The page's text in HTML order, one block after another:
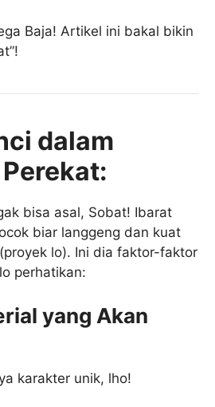
Baja! Artikel ini bakal bikin
dalam
bisa asal, Sobat! Ibarat
biar langgeng dan kuat
lo). Ini dia faktor-faktor
perhatikan:
yang Akan
karakter unik, lho!